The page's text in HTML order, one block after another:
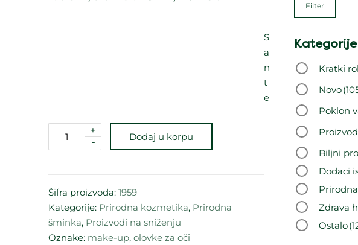
S
a
n
t
e
-
+
Dodaj u korpu
Šifra proizvoda:1959
Kategorije: Prirodna kozmetika, Prirodna
šminka, Proizvodi na sniženju
Oznake: make-up,olovke za oči
Filter
Kratki
Novo
Poklon
Biljni
Dodaci
Zdrava
Ostalo